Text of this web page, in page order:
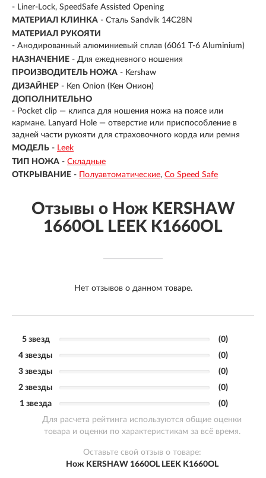
- Liner-Lock, SpeedSafe Assisted Opening
МАТЕРИАЛ КЛИНКА - Сталь Sandvik 14C28N
МАТЕРИАЛ РУКОЯТИ
- Анодированный алюминиевый сплав (6061 T-6 Aluminium)
НАЗНАЧЕНИЕ - Для ежедневного ношения
ПРОИЗВОДИТЕЛЬ НОЖА - Kershaw
ДИЗАЙНЕР - Ken Onion (Кен Онион)
ДОПОЛНИТЕЛЬНО
- Pocket clip — клипса для ношения ножа на поясе или
кармане. Lanyard Hole — отверстие или приспособление в
задней части рукояти для страховочного корда или ремня
МОДЕЛЬ - Leek
ТИП НОЖА - Складные
ОТКРЫВАНИЕ - Полуавтоматические Со Speed Safe
Отзывы о Нож KERSHAW
1660OL LEEK K1660OL
Нет отзывов о данном товаре.
5 звезд
(0)
4 звезды
(0)
3 звезды
(0)
2 звезды
(0)
1 звезда
(0)
Для расчета рейтинга используются общие оценки
товара и оценки по характеристикам за всё время.
Оставьте свой отзыв о товаре:
Нож KERSHAW 1660OL LEEK K1660OL